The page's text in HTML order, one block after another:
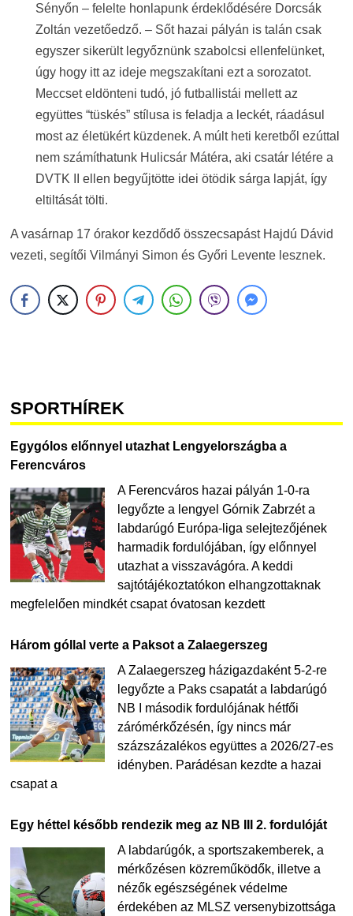
Sényőn – felelte honlapunk érdeklődésére Dorcsák
Zoltán vezetőedző. – Sőt hazai pályán is talán csak
egyszer sikerült legyőznünk szabolcsi ellenfelünket,
úgy hogy itt az ideje megszakítani ezt a sorozatot.
Meccset eldönteni tudó, jó futballistái mellett az
együttes “tüskés” stílusa is feladja a leckét, ráadásul
most az életükért küzdenek. A múlt heti keretből ezúttal
nem számíthatunk Hulicsár Mátéra, aki csatár létére a
DVTK II ellen begyűjtötte idei ötödik sárga lapját, így
eltiltását tölti.
A vasárnap 17 órakor kezdődő összecsapást Hajdú Dávid
vezeti, segítői Vilmányi Simon és Győri Levente lesznek.
SPORTHÍREK
Egygólos előnnyel utazhat Lengyelországba a
Ferencváros
A Ferencváros hazai pályán 1-0-ra
legyőzte a lengyel Górnik Zabrzét a
labdarúgó Európa-liga selejtezőjének
harmadik fordulójában, így előnnyel
utazhat a visszavágóra. A keddi
sajtótájékoztatókon elhangzottaknak
megfelelően mindkét csapat óvatosan kezdett
Három góllal verte a Paksot a Zalaegerszeg
A Zalaegerszeg házigazdaként 5-2-re
legyőzte a Paks csapatát a labdarúgó
NB I második fordulójának hétfői
zárómérkőzésén, így nincs már
százszázalékos együttes a 2026/27-es
idényben. Parádésan kezdte a hazai
csapat a
Egy héttel később rendezik meg az NB III 2. fordulóját
A labdarúgók, a sportszakemberek, a
mérkőzésen közreműködők, illetve a
nézők egészségének védelme
érdekében az MLSZ versenybizottsága